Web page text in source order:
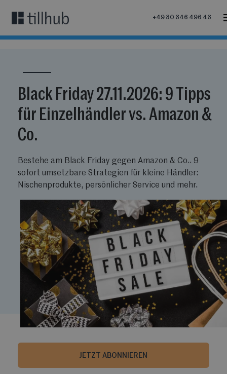
+49 30 346 496 43
Black Friday 27.11.2026: 9 Tipps
für Einzelhändler vs. Amazon &
Co.
Bestehe am Black Friday gegen Amazon & Co.. 9
sofort umsetzbare Strategien für kleine Händler:
Nischenprodukte, persönlicher Service und mehr.
JETZT ABONNIEREN